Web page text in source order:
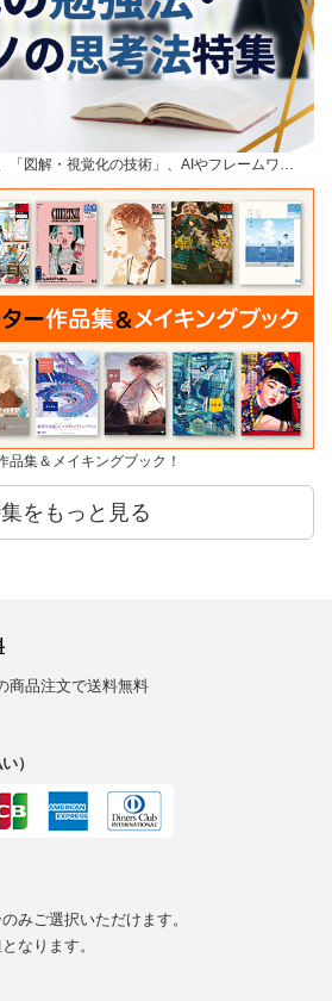
「図解・視覚化の技術」、AIやフレームワ…
品集＆メイキングブック！
をもっと見る
商品注文で送料無料
）
みご選択いただけます。
なります。